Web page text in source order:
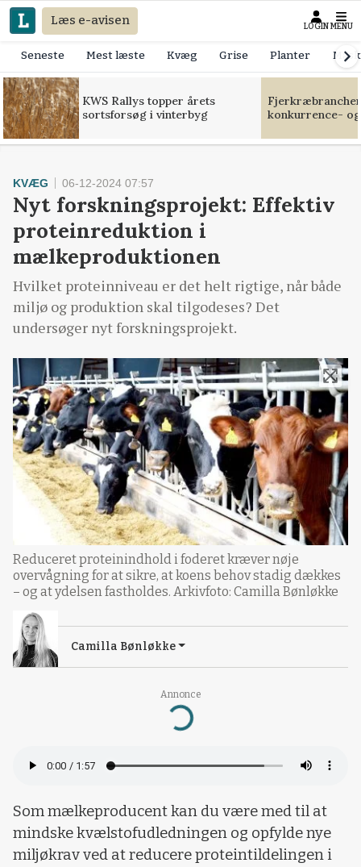
Læs e-avisen LOGIN MENU
Seneste Mest læste Kvæg Grise Planter
KWS Rallys topper årets
sortsforsøg i vinterbyg
konkurrence-
Annonce
Loading...
KVÆG 06-12-2024 07:57
Nyt forskningsprojekt: Effektiv
proteinreduktion i
mælkeproduktionen
Hvilket proteinniveau er det helt rigtige, når både
miljø og produktion skal tilgodeses? Det
undersøger nyt forskningsprojekt.
Reduceret proteinindhold i foderet kræver nøje
overvågning for at sikre, at koens behov stadig dækkes
– og at ydelsen fastholdes. Arkivfoto: Camilla Bønløkke
Camilla Bønløkke
Som mælkeproducent kan du være med til at
mindske kvælstofudledningen og opfylde nye
miljøkrav ved at reducere proteintildelingen i